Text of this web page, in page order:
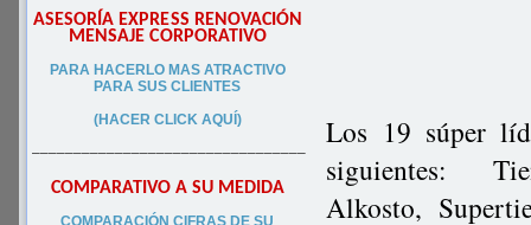
ASESORÍA EXPRESS RENOVACIÓN
MENSAJE CORPORATIVO
PARA HACERLO MAS ATRACTIVO
PARA SUS CLIENTES
(HACER CLICK AQUÍ)
–––––––––––––––––––––––––––––––––
COMPARATIVO A SU MEDIDA
COMPARACIÓN CIFRAS DE SU
Los 19 súper
siguientes:
Alkosto,